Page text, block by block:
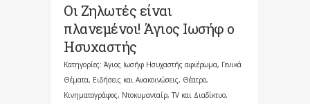
Οι Ζηλωτές είναι
πλανεμένοι! Άγιος Ιωσήφ ο
Ησυχαστής
Κατηγορίες: Άγιος Ιωσήφ Ησυχαστής αφιέρωμα, Γενικά
Θέματα, Ειδήσεις και Ανακοινώσεις, Θέατρο,
Κινηματογράφος, Ντοκυμανταίρ, TV και Διαδίκτυο,